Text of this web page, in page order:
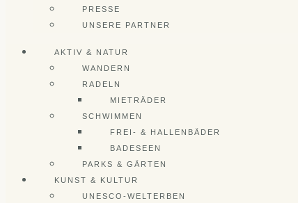
PRESSE
UNSERE PARTNER
AKTIV & NATUR
WANDERN
RADELN
MIETRÄDER
SCHWIMMEN
FREI- & HALLENBÄDER
BADESEEN
PARKS & GÄRTEN
KUNST & KULTUR
UNESCO-WELTERBEN